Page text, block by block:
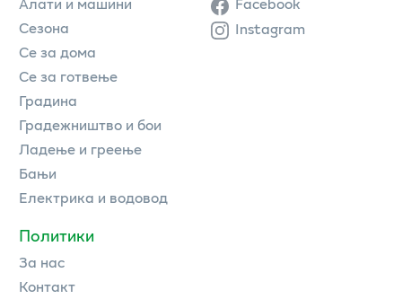
Сезона
Се за дома
Се за готвење
Градина
Градежништво и бои
Ладење и греење
Бањи
Електрика и водовод
Политики
За нас
Контакт
Instagram